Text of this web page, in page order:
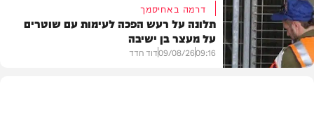
חדשות
דרמה באחיסמך
תלונה על רעש הפכה לעימות עם שוטרים
על מעצר בן ישיבה
09:16
09/08/26דוד חדד